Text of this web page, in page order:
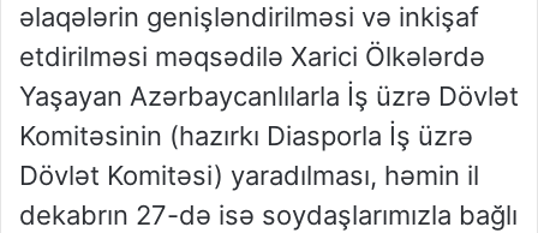
əlaqələrin genişləndirilməsi və inkişaf
etdirilməsi məqsədilə Xarici Ölkələrdə
Yaşayan Azərbaycanlılarla İş üzrə Dövlət
Komitəsinin (hazırkı Diasporla İş üzrə
Dövlət Komitəsi) yaradılması, həmin il
dekabrın 27-də isə soydaşlarımızla bağlı